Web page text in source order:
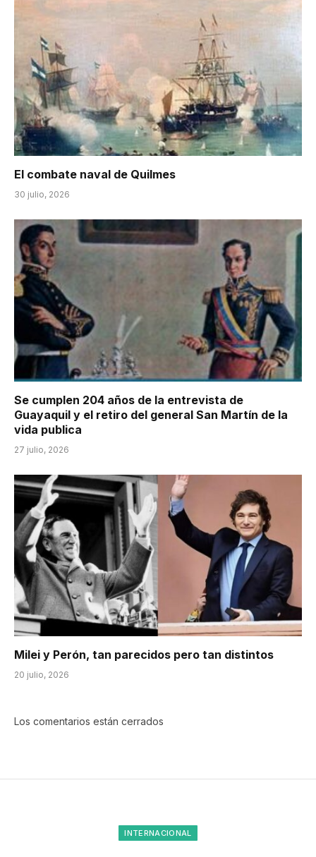
El combate naval de Quilmes
30 julio, 2026
Se cumplen 204 años de la entrevista de
Guayaquil y el retiro del general San Martín de la
vida publica
27 julio, 2026
Milei y Perón, tan parecidos pero tan distintos
20 julio, 2026
Los comentarios están cerrados
INTERNACIONAL